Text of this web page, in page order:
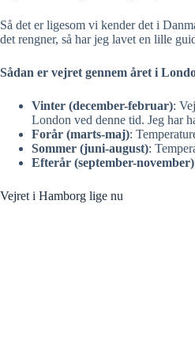
Så det er ligesom vi kender det i
det rengner, så har jeg lavet en lille
Sådan er vejret gennem året i
Vinter (december-februar):
London ved denne tid. Jeg har
Forår (marts-maj):
Sommer (juni-august):
Efterår (september-november)
Vejret i Hamborg lige nu